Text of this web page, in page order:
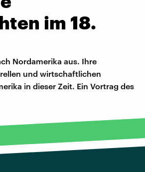
im 18.
Nordamerika aus. Ihre
und wirtschaftlichen
in dieser Zeit. Ein Vortrag des